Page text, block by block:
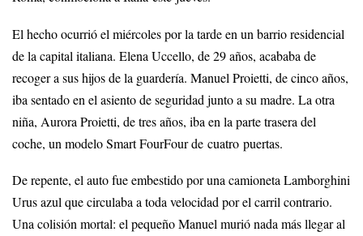
El hecho ocurrió el miércoles por la tarde en un barrio residencial
de la capital italiana. Elena Uccello, de 29 años, acababa de
recoger a sus hijos de la guardería. Manuel Proietti, de cinco años,
iba sentado en el asiento de seguridad junto a su madre. La otra
niña, Aurora Proietti, de tres años, iba en la parte trasera del
coche, un modelo Smart FourFour de cuatro puertas.
De repente, el auto fue embestido por una camioneta Lamborghini
Urus azul que circulaba a toda velocidad por el carril contrario.
Una colisión mortal: el pequeño Manuel murió nada más llegar al